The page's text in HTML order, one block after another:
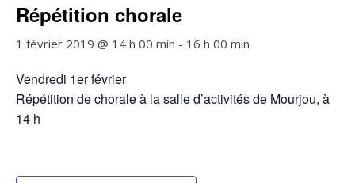
Répétition chorale
1 février 2019 @ 14 h 00 min - 16 h 00 min
Vendredi 1er février
Répétition de chorale à la salle d’activités de Mourjou, à
14 h